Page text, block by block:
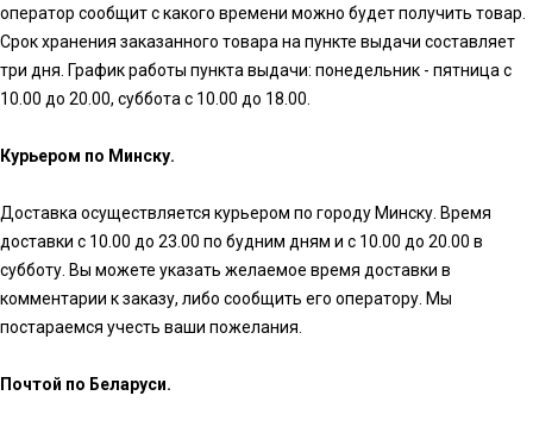
оператор сообщит с какого времени можно будет получить товар.
Срок хранения заказанного товара на пункте выдачи составляет
три дня. График работы пункта выдачи: понедельник - пятница с
10.00 до 20.00, суббота с 10.00 до 18.00.
Курьером по Минску.
Доставка осуществляется курьером по городу Минску. Время
доставки с 10.00 до 23.00 по будним дням и с 10.00 до 20.00 в
субботу. Вы можете указать желаемое время доставки в
комментарии к заказу, либо сообщить его оператору. Мы
постараемся учесть ваши пожелания.
Почтой по Беларуси.